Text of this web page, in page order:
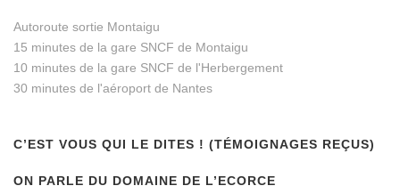
Autoroute sortie Montaigu
15 minutes de la gare SNCF de Montaigu
10 minutes de la gare SNCF de l'Herbergement
30 minutes de l'aéroport de Nantes
C’EST VOUS QUI LE DITES ! (TÉMOIGNAGES REÇUS)
ON PARLE DU DOMAINE DE L’ECORCE